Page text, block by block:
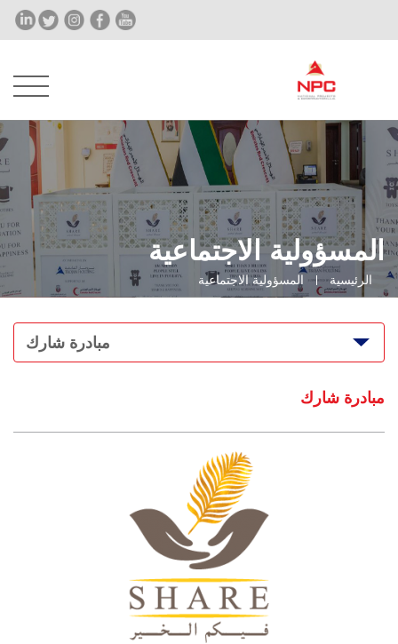
المسؤولية الاجتماعية
الرئيسية المسؤولية الاجتماعية
مبادرة شارك
مبادرة شارك